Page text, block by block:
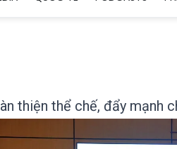
thiện thể chế, đẩy mạnh